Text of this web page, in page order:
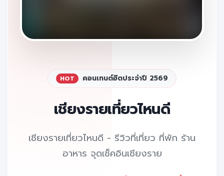
HOT คอนเทนต์ฮิตประจำปี 2569
เชียงรายเที่ยวไหนดี
เชียงรายเที่ยวไหนดี - รีวิวที่เที่ยว ที่พัก ร้าน
อาหาร จุดเช็คอินเชียงราย